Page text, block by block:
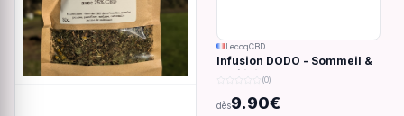
LecoqCBD
Infusion DODO - Sommeil &
anxiété - 32g
(0)
dès9.90€